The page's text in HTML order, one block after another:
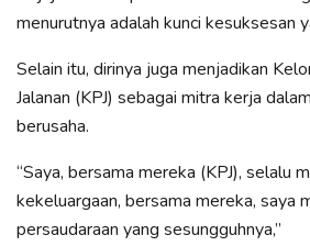
menurutnya adalah kunci kesuksesan
Selain itu, dirinya juga menjadikan
Jalanan (KPJ) sebagai mitra kerja
berusaha.
“Saya, bersama mereka (KPJ), selalu
kekeluargaan, bersama mereka, saya
persaudaraan yang sesungguhnya,”